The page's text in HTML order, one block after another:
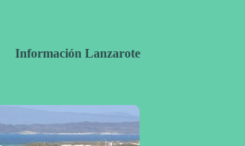
Información Lanzarote